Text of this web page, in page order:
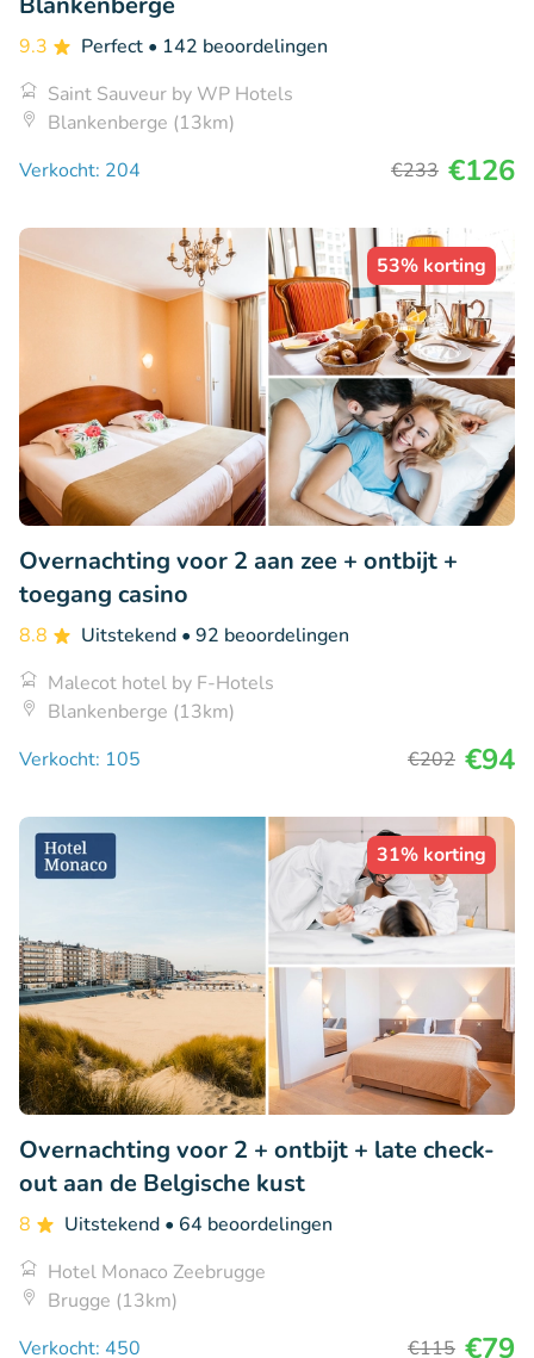
9.3 Perfect • 142 beoordelingen
Saint Sauveur by WP Hotels
Blankenberge (13km)
Verkocht: 204
€233 €126
53% korting
Overnachting voor 2 aan zee + ontbijt +
toegang casino
8.8 Uitstekend • 92 beoordelingen
Malecot hotel by F-Hotels
Blankenberge (13km)
Verkocht: 105
€202 €94
31% korting
Overnachting voor 2 + ontbijt + late check-
out aan de Belgische kust
8 Uitstekend • 64 beoordelingen
Hotel Monaco Zeebrugge
Brugge (13km)
Verkocht: 450
€115 €79